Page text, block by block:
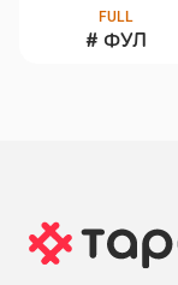
FULL
# ФУЛ